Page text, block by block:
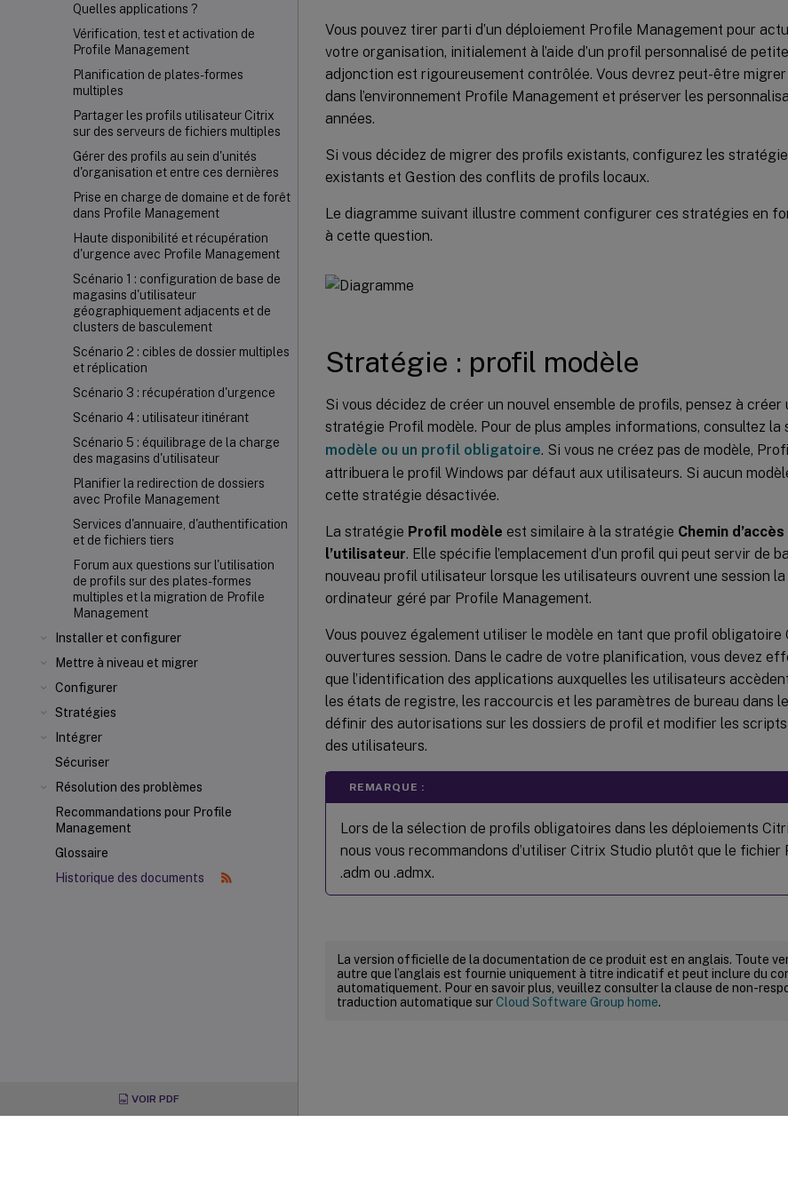
Quelles applications ?
Vérification, test et activation de
Profile Management
Planification de plates-formes
multiples
Partager les profils utilisateur Citrix
sur des serveurs de fichiers multiples
Gérer des profils au sein d'unités
d'organisation et entre ces dernières
Prise en charge de domaine et de forêt
dans Profile Management
Haute disponibilité et récupération
d'urgence avec Profile Management
Scénario 1 : configuration de base de
magasins d'utilisateur
géographiquement adjacents et de
clusters de basculement
Scénario 2 : cibles de dossier multiples
et réplication
Scénario 3 : récupération d'urgence
Scénario 4 : utilisateur itinérant
Scénario 5 : équilibrage de la charge
des magasins d'utilisateur
Planifier la redirection de dossiers
avec Profile Management
Services d'annuaire, d'authentification
et de fichiers tiers
Forum aux questions sur l'utilisation
de profils sur des plates-formes
multiples et la migration de Profile
Management
Installer et configurer
Mettre à niveau et migrer
Configurer
Stratégies
Intégrer
Sécuriser
Résolution des problèmes
Recommandations pour Profile
Management
Glossaire
Historique des documents
VOIR PDF
Vous pouvez tirer parti d’un déploiement Profile Management pour
votre organisation, initialement à l’aide d’un profil personnalisé de
adjonction est rigoureusement contrôlée. Vous devrez peut-être
dans l’environnement Profile Management et préserver les
années.
Si vous décidez de migrer des profils existants, configurez les
existants et Gestion des conflits de profils locaux.
Le diagramme suivant illustre comment configurer ces stratégies en
à cette question.
Stratégie : profil modèle
Si vous décidez de créer un nouvel ensemble de profils, pensez à créer
stratégie Profil modèle. Pour de plus amples informations, consultez la
modèle ou un profil obligatoire. Si vous ne créez pas de modèle,
attribuera le profil Windows par défaut aux utilisateurs. Si aucun
cette stratégie désactivée.
La stratégie Profil modèle est similaire à la stratégie Chemin
l’utilisateur. Elle spécifie l’emplacement d’un profil qui peut servir de
nouveau profil utilisateur lorsque les utilisateurs ouvrent une session
ordinateur géré par Profile Management.
Vous pouvez également utiliser le modèle en tant que profil
ouvertures session. Dans le cadre de votre planification, vous devez
que l’identification des applications auxquelles les utilisateurs
les états de registre, les raccourcis et les paramètres de bureau dans
définir des autorisations sur les dossiers de profil et modifier les scripts
des utilisateurs.
REMARQUE :
Lors de la sélection de profils obligatoires dans les déploiements
nous vous recommandons d’utiliser Citrix Studio plutôt que le
.adm ou .admx.
La version officielle de la documentation de ce produit est en anglais. Toute
autre que l’anglais est fournie uniquement à titre indicatif et peut inclure du
automatiquement. Pour en savoir plus, veuillez consulter la clause de non-
traduction automatique surCloud Software Group home.